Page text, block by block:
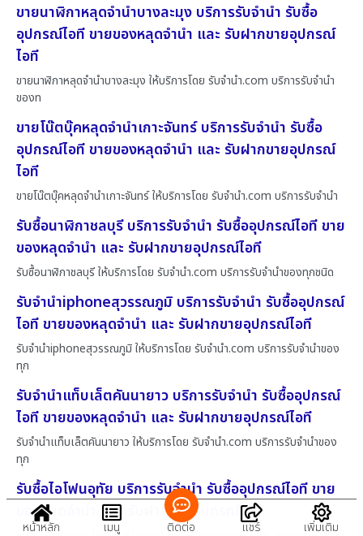
ขายนาฬิกาหลุดจำนำบางละมุง บริการรับจำนำ รับซื้อ
อุปกรณ์ไอที ขายของหลุดจำนำ และ รับฝากขายอุปกรณ์
ไอที
ขายนาฬิกาหลุดจำนำบางละมุง ให้บริการโดย รับจํานํา.com บริการรับจำนำ
ของท
ขายโน๊ตบุ๊คหลุดจำนำเกาะจันทร์ บริการรับจำนำ รับซื้อ
อุปกรณ์ไอที ขายของหลุดจำนำ และ รับฝากขายอุปกรณ์
ไอที
ขายโน๊ตบุ๊คหลุดจำนำเกาะจันทร์ ให้บริการโดย รับจํานํา.com บริการรับจำนำ
รับซื้อนาฬิกาชลบุรี บริการรับจำนำ รับซื้ออุปกรณ์ไอที ขาย
ของหลุดจำนำ และ รับฝากขายอุปกรณ์ไอที
รับซื้อนาฬิกาชลบุรี ให้บริการโดย รับจํานํา.com บริการรับจำนำของทุกชนิด
รับจำนำiphoneสุวรรณภูมิ บริการรับจำนำ รับซื้ออุปกรณ์
ไอที ขายของหลุดจำนำ และ รับฝากขายอุปกรณ์ไอที
รับจำนำiphoneสุวรรณภูมิ ให้บริการโดย รับจํานํา.com บริการรับจำนำของ
ทุก
รับจำนำแท็บเล็ตคันนายาว บริการรับจำนำ รับซื้ออุปกรณ์
ไอที ขายของหลุดจำนำ และ รับฝากขายอุปกรณ์ไอที
รับจำนำแท็บเล็ตคันนายาว ให้บริการโดย รับจํานํา.com บริการรับจำนำของ
ทุก
รับซื้อไอโฟนอุทัย บริการรับจำนำ รับซื้ออุปกรณ์ไอที ขาย
ของหลุดจำนำ และ รับฝากขายอุปกรณ์ไอที
หน้าหลัก เมนู ติดต่อ แชร์ เพิ่มเติม